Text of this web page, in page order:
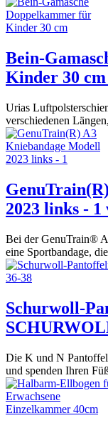
Bein-
Kinder 30
Urias
verschiedenen
2023 links -
Bei der GenuTrain®
eine Sportbandage,
Schurwoll-
Die K und N
und spenden Ihren